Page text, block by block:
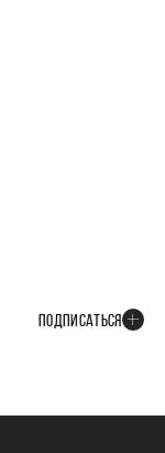
ПОДПИСАТЬСЯ